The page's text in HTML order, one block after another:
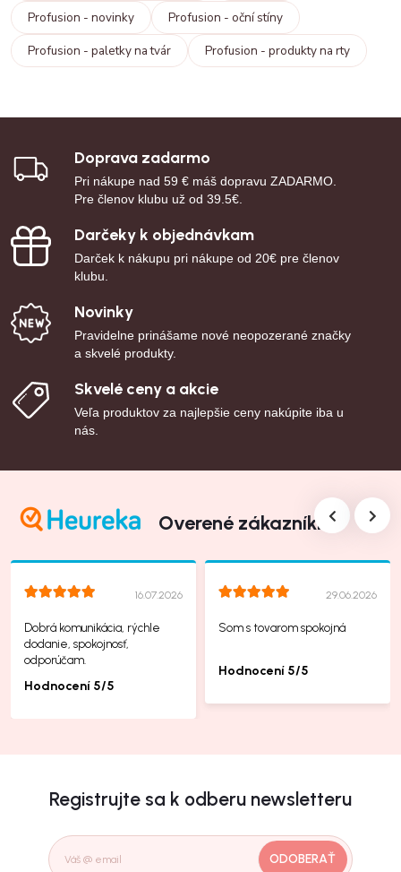
Profusion - novinky
Profusion - oční stíny
Profusion - paletky na tvár
Profusion - produkty na rty
Doprava zadarmo
Pri nákupe nad 59 € máš dopravu ZADARMO.
Pre členov klubu už od 39.5€.
Darčeky k objednávkam
Darček k nákupu pri nákupe od 20€ pre členov
klubu.
Novinky
Pravidelne prinášame nové neopozerané značky
a skvelé produkty.
Skvelé ceny a akcie
Veľa produktov za najlepšie ceny nakúpite iba u
nás.
Overené zákazníkmi
16.07.2026
Dobrá komunikácia, rýchle
dodanie, spokojnosť,
odporúčam.
Hodnocení 5/5
29.06.2026
Som s tovarom spokojná
Hodnocení 5/5
Registrujte sa k odberu newsletteru
ODOBERAŤ